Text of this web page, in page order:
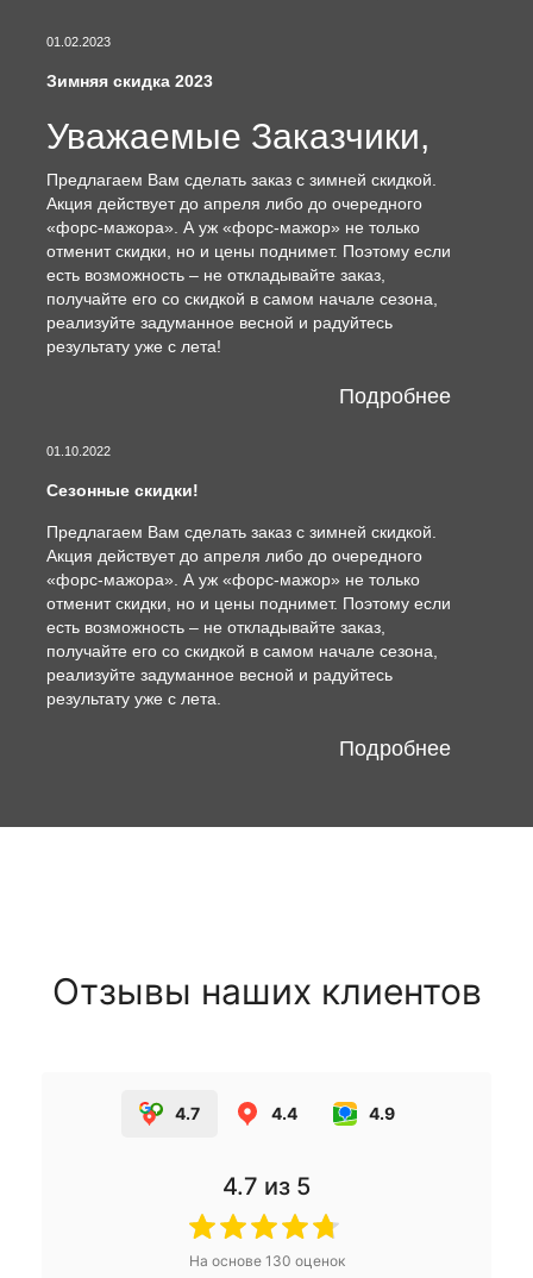
01.02.2023
Зимняя скидка 2023
Уважаемые Заказчики,
Предлагаем Вам сделать заказ с зимней скидкой.
Акция действует до апреля либо до очередного
«форс-мажора». А уж «форс-мажор» не только
отменит скидки, но и цены поднимет. Поэтому если
есть возможность – не откладывайте заказ,
получайте его со скидкой в самом начале сезона,
реализуйте задуманное весной и радуйтесь
результату уже с лета!
Подробнее
01.10.2022
Сезонные скидки!
Предлагаем Вам сделать заказ с зимней скидкой.
Акция действует до апреля либо до очередного
«форс-мажора». А уж «форс-мажор» не только
отменит скидки, но и цены поднимет. Поэтому если
есть возможность – не откладывайте заказ,
получайте его со скидкой в самом начале сезона,
реализуйте задуманное весной и радуйтесь
результату уже с лета.
Подробнее
Отзывы наших клиентов
4.7 4.4 4.9
4.7 из 5
На основе 130 оценок